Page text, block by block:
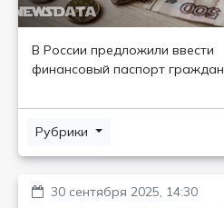
В России предложили ввести
финансовый паспорт
Рубрики
30 сентября 2025, 14:30